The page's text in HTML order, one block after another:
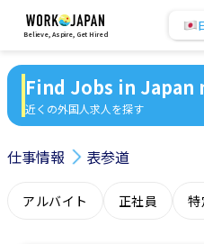
Believe, Aspire, Get Hired
Find Jobs in Japan
近くの外国人求人を探す
仕事情報 表参道
アルバイト 正社員 特